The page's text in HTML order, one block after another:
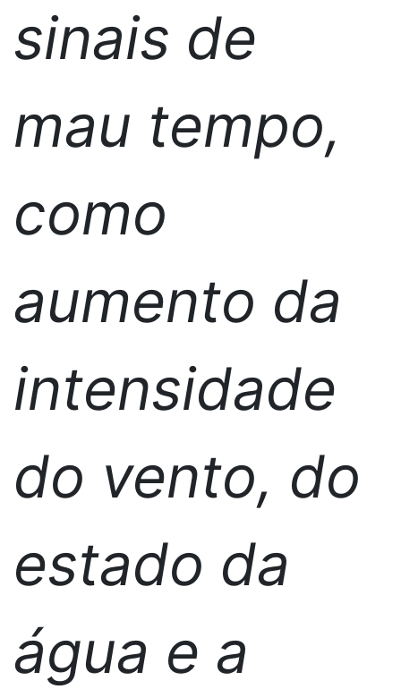
sinais de
mau tempo,
como
aumento da
intensidade
do vento, do
estado da
água e a